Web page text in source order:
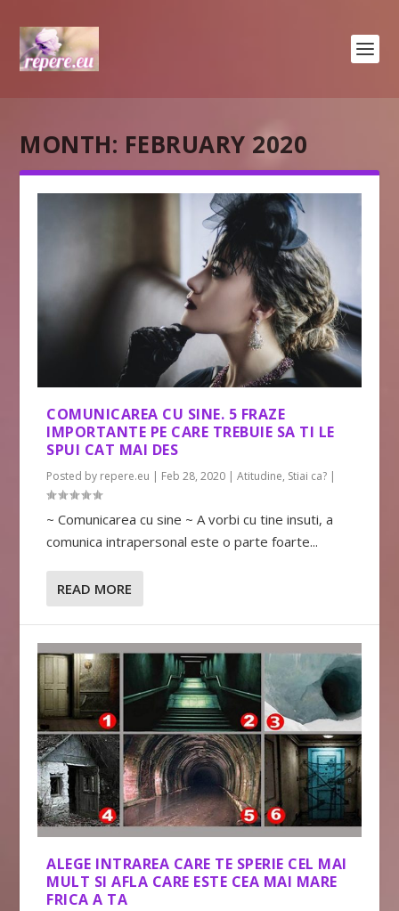
MONTH: FEBRUARY 2020
COMUNICAREA CU SINE. 5 FRAZE
IMPORTANTE PE CARE TREBUIE SA TI LE
SPUI CAT MAI DES
Posted by repere.eu | Feb 28, 2020 |Atitudine, Stiai ca? |
~ Comunicarea cu sine ~ A vorbi cu tine insuti, a
comunica intrapersonal este o parte foarte...
READ MORE
ALEGE INTRAREA CARE TE SPERIE CEL MAI
MULT SI AFLA CARE ESTE CEA MAI MARE
FRICA A TA